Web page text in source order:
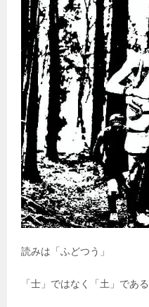
読みは「ふどつう」
「士」ではなく「土」であ